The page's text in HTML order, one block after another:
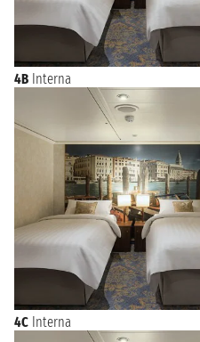
prima o dopo la tua crociera.
vacanza che hai sempre
4B Interna
4C Interna